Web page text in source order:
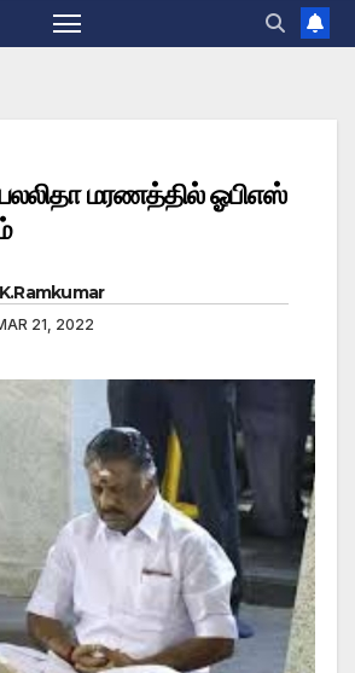
மரணத்தில் ஓபிஎஸ்
K.Ramkumar
21, 2022